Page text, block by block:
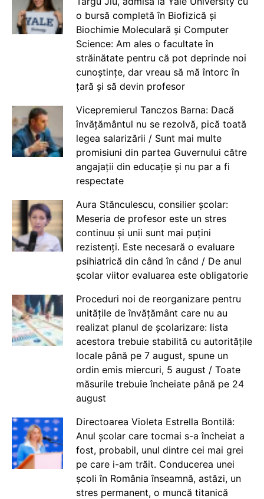
o bursă completă în Biofizică și
Biochimie Moleculară și Computer
Science: Am ales o facultate în
străinătate pentru că pot deprinde noi
cunoștințe, dar vreau să mă întorc în
țară și să devin profesor
Vicepremierul Tanczos Barna: Dacă
învățământul nu se rezolvă, pică toată
legea salarizării / Sunt mai multe
promisiuni din partea Guvernului către
angajații din educație și nu par a fi
respectate
Aura Stănculescu, consilier școlar:
Meseria de profesor este un stres
continuu și unii sunt mai puțini
rezistenți. Este necesară o evaluare
psihiatrică din când în când / De anul
școlar viitor evaluarea este obligatorie
Proceduri noi de reorganizare pentru
unitățile de învățământ care nu au
realizat planul de școlarizare: lista
acestora trebuie stabilită cu autoritățile
locale până pe 7 august, spune un
ordin emis miercuri, 5 august / Toate
măsurile trebuie încheiate până pe 24
august
Directoarea Violeta Estrella Bontilă:
Anul școlar care tocmai s-a încheiat a
fost, probabil, unul dintre cei mai grei
pe care i-am trăit. Conducerea unei
școli în România înseamnă, astăzi, un
stres permanent, o muncă titanică